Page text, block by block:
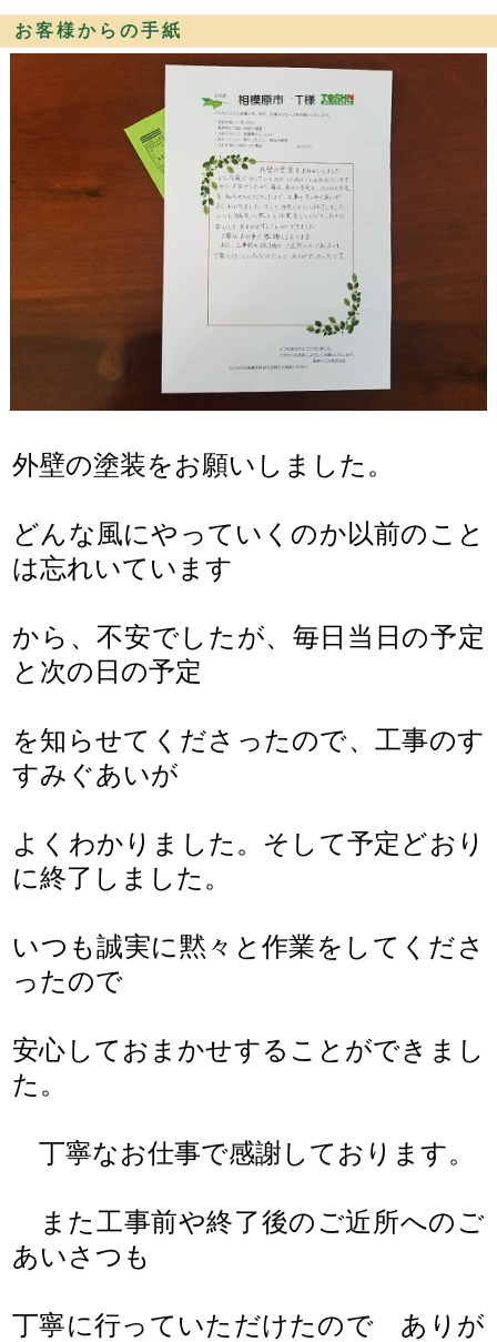
お客様からの手紙
外壁の塗装をお願いしました。
どんな風にやっていくのか以前のこと
は忘れいています
から、不安でしたが、毎日当日の予定
と次の日の予定
を知らせてくださったので、工事のす
すみぐあいが
よくわかりました。そして予定どおり
に終了しました。
いつも誠実に黙々と作業をしてくださ
ったので
安心しておまかせすることができまし
た。
丁寧なお仕事で感謝しております。
また工事前や終了後のご近所へのご
あいさつも
丁寧に行っていただけたので ありが